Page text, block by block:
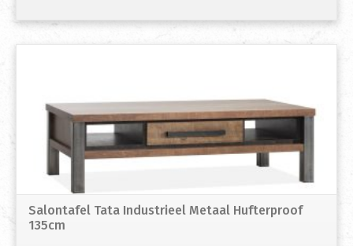
Salontafel Tata Industrieel Metaal Hufterproof
135cm